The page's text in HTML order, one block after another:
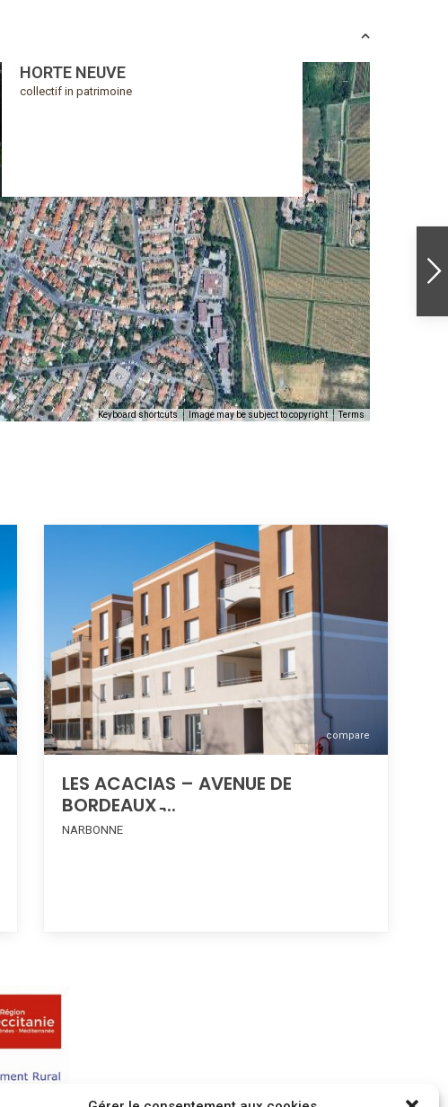
HORTE NEUVE
collectif in patrimoine
Keyboard shortcuts Image may be subject to copyright Terms
compare
LES ACACIAS – AVENUE DE
BORDEAUX ̵...
NARBONNE